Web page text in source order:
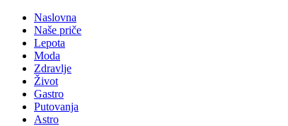
Naslovna
Naše priče
Lepota
Moda
Zdravlje
Život
Gastro
Putovanja
Astro